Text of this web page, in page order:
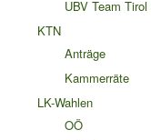
UBV Team Tirol
KTN
Anträge
Kammerräte
LK-Wahlen
OÖ